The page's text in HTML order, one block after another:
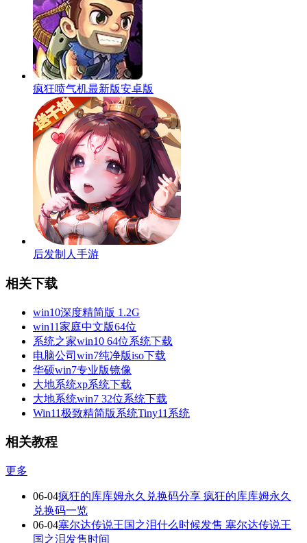
疯狂喷气机最新版安卓版
后发制人手游
相关下载
win10深度精简版 1.2G
win11家庭中文版64位
系统之家win10 64位系统下载
电脑公司win7纯净版iso下载
华硕win7专业版镜像
大地系统xp系统下载
大地系统win7 32位系统下载
Win11极致精简版系统Tiny11系统
相关教程
更多
06-04疯狂的库库姆永久兑换码分享 疯狂的库库姆永久
兑换码一览
06-04塞尔达传说王国之泪什么时候发售 塞尔达传说王
国之泪发售时间